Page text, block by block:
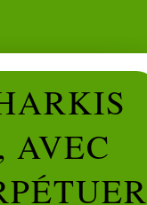
AVEC